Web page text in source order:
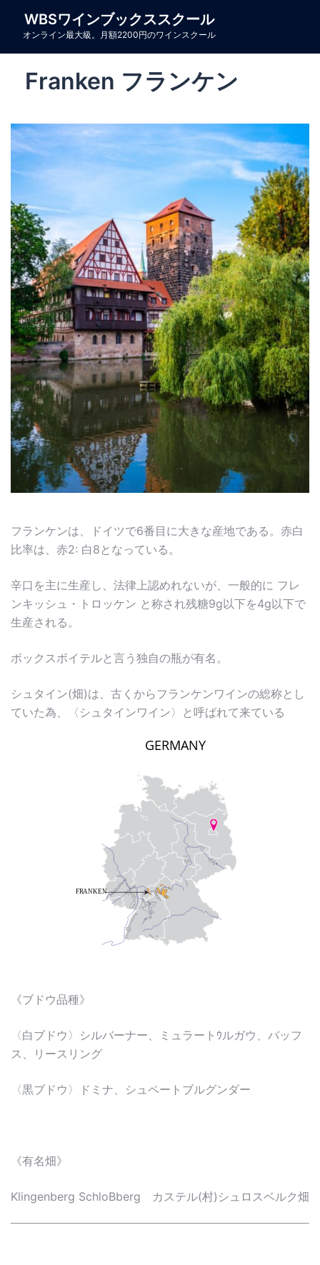
WBSワインブックススクール
オンライン最大級。月額2200円のワインスクール
Franken フランケン
フランケンは、ドイツで6番目に大きな産地である。赤白
比率は、赤2: 白8となっている。
辛口を主に生産し、法律上認めれないが、一般的に フレ
ンキッシュ・トロッケン と称され残糖9g以下を4g以下で
生産される。
ボックスボイテルと言う独自の瓶が有名。
シュタイン(畑)は、古くからフランケンワインの総称とし
ていた為、〈シュタインワイン〉と呼ばれて来ている
《ブドウ品種》
〈白ブドウ〉シルバーナー、ミュラートｳルガウ、バッフ
ス、リースリング
〈黒ブドウ〉ドミナ、シュペートブルグンダー
《有名畑》
Klingenberg SchloBberg カステル(村)シュロスベルク畑